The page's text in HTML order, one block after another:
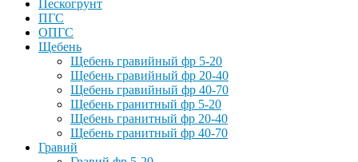
Пескогрунт
ПГС
ОПГС
Щебень
Щебень гравийный фр 5-20
Щебень гравийный фр 20-40
Щебень гравийный фр 40-70
Щебень гранитный фр 5-20
Щебень гранитный фр 20-40
Щебень гранитный фр 40-70
Гравий